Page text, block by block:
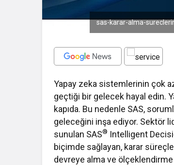
sas-karar-alma-
Yapay zeka sistemlerinin çok
geçtiği bir gelecek hayal edin.
kapıda. Bu nedenle SAS,
geleceğini inşa ediyor. Sektör
sunulan SAS® Intelligent
biçimde sağlayan, karar
devreye alma ve ölçeklendirme